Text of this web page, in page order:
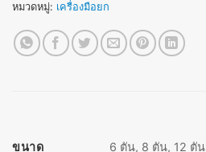
หมวดหมู่: เครื่องมือยก
ขนาด 6 ตัน, 8 ตัน, 12 ตัน